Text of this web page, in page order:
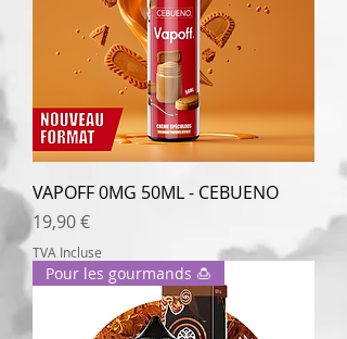
VAPOFF 0MG 50ML - CEBUENO
Prix
19,90 €
TVA Incluse
Pour les gourmands 🍮